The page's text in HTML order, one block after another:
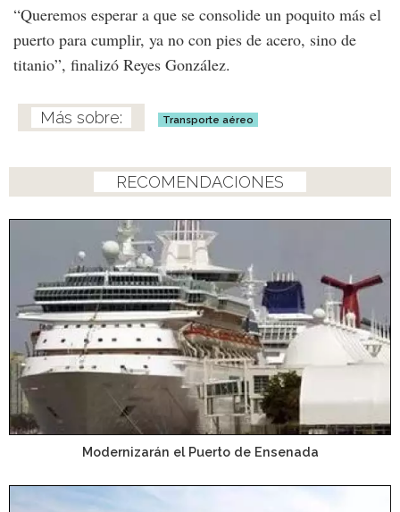
“Queremos esperar a que se consolide un poquito más el
puerto para cumplir, ya no con pies de acero, sino de
titanio”, finalizó Reyes González.
Transporte aéreo
RECOMENDACIONES
Modernizarán el Puerto de Ensenada